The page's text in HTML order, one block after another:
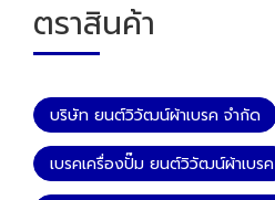
ตราสินค้า
บริษัท ยนต์วิวัฒน์ผ้าเบรค จำกัด
เบรคเครื่องปั๊ม ยนต์วิวัฒน์ผ้าเบรค